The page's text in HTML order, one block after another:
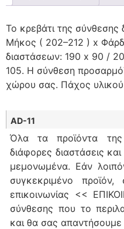
Το κρεβάτι της σύνθεσης
Μήκος ( 202–212 ) x
διαστάσεων: 190 x 90 /
105. Η σύνθεση
χώρου σας. Πάχος
AD-11
Όλα τα προϊόντα της
διάφορες διαστάσεις
μεμονωμένα. Εάν
συγκεκριμένο
επικοινωνίας <<
σύνθεσης που το
και θα σας